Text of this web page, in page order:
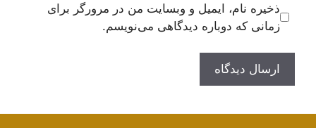
ذخیره نام، ایمیل و وبسایت من در مرورگر برای
زمانی که دوباره دیدگاهی می‌نویسم.